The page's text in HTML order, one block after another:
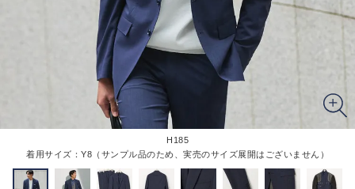
H185
着用サイズ：Y8（サンプル品のため、実売のサイズ展開はございません）